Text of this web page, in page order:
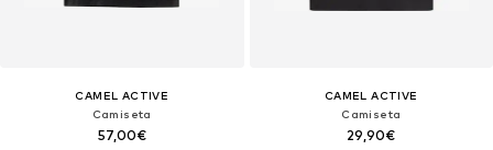
CAMEL ACTIVE
Camiseta
57,00€
CAMEL ACTIVE
Camiseta
29,90€